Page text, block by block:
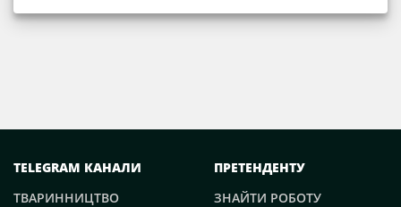
TELEGRAM КАНАЛИ
ТВАРИННИЦТВО
ПРЕТЕНДЕНТУ
ЗНАЙТИ РОБОТУ